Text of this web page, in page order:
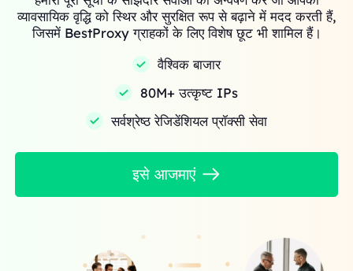
व्यावसायिक वृद्धि को स्थिर और सुरक्षित रूप से बढ़ाने में मदद करती हैं,
जिसमें BestProxy ग्राहकों के लिए विशेष छूट भी शामिल हैं।
वैश्विक बाजार
80M+ उत्कृष्ट IPs
सर्वश्रेष्ठ रेजिडेंशियल प्रॉक्सी सेवा
इसे आजमाएं